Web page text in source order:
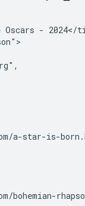
Oscars - 2024</
a-star-is-
bohemian-